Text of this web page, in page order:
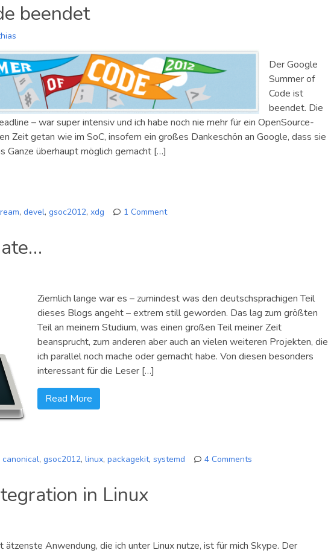
Statusupdate
beendet
Der Google
Summer of
Code ist
beendet. Die
– war super intensiv und ich habe noch nie mehr für ein OpenSource-
Zeit getan wie im SoC, insofern ein großes Dankeschön an Google, dass sie
Ganze überhaupt möglich gemacht […]
, devel, gsoc2012, xdg
1 Comment
Ziemlich lange war es – zumindest was den deutschsprachigen Teil
dieses Blogs angeht – extrem still geworden. Das lag zum größten
Teil an meinem Studium, was einen großen Teil meiner Zeit
beansprucht, zum anderen aber auch an vielen weiteren Projekten, die
ich parallel noch mache oder gemacht habe. Von diesen besonders
interessant für die Leser […]
Read More
canonical, gsoc2012, linux, packagekit, systemd
4 Comments
in Linux
ätzenste Anwendung, die ich unter Linux nutze, ist für mich Skype. Der